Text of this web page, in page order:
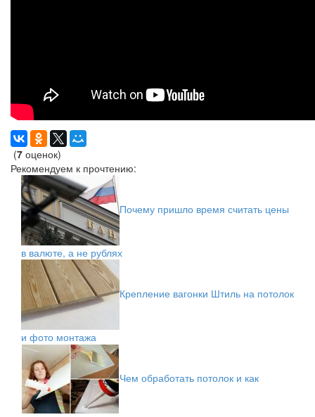
(7 оценок)
Рекомендуем к прочтению:
Почему пришло время считать цены
в валюте, а не рублях
Крепление вагонки Штиль на потолок
и фото монтажа
Чем обработать потолок и как